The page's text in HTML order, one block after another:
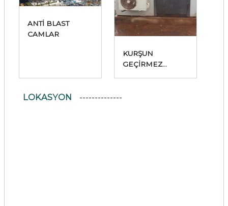
ANTİ BLAST
CAMLAR
KURŞUN
GEÇİRMEZ
LOKASYON